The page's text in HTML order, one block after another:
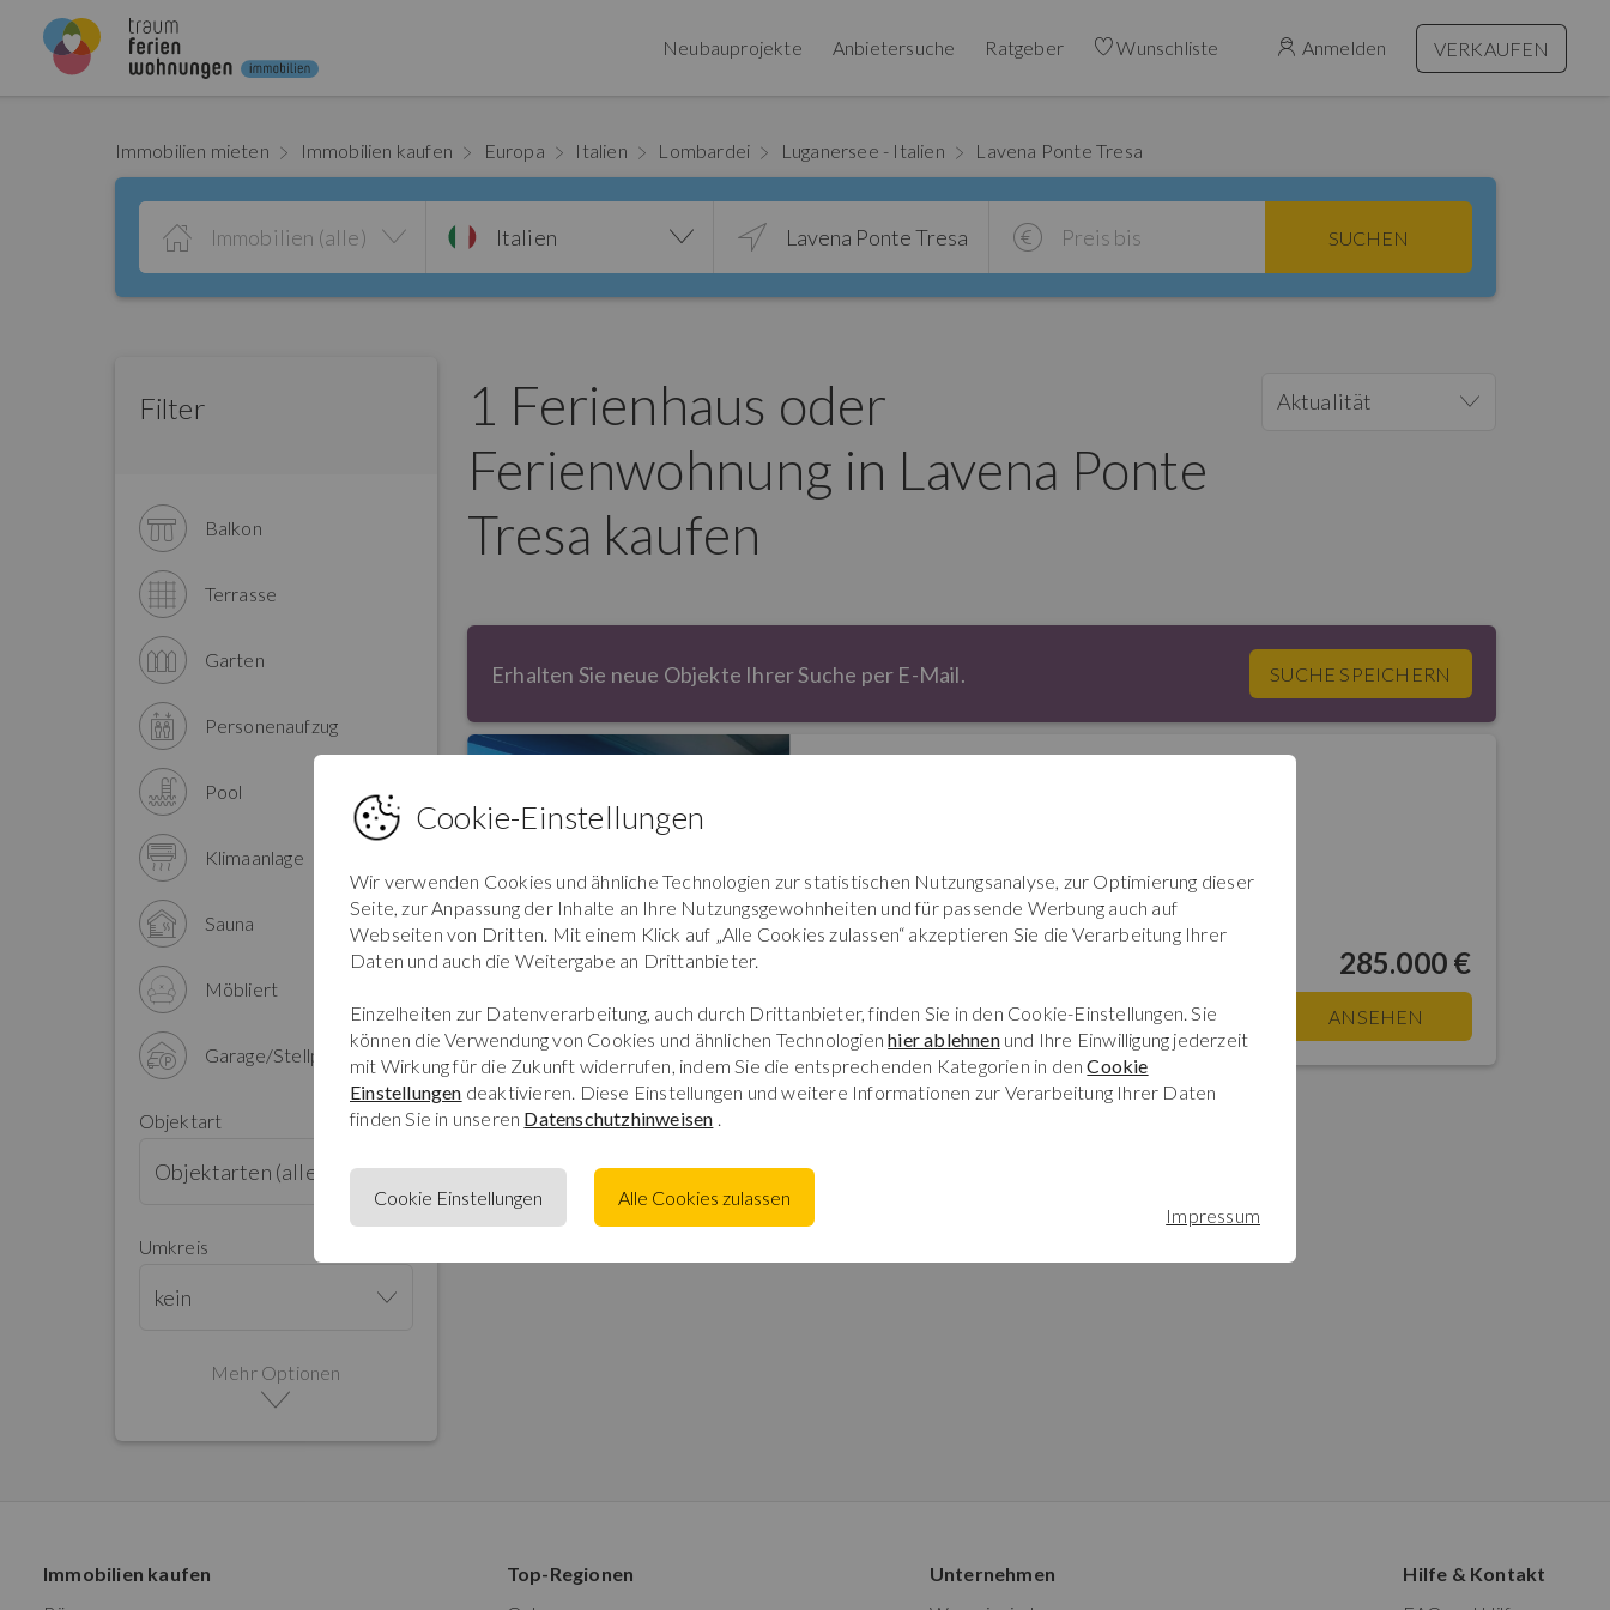
Neubauprojekte Anbietersuche Ratgeber Wunschliste Anmelden VERKAUFEN
Immobilien mieten Immobilien kaufen Europa Italien Lombardei Luganersee - Italien Lavena Ponte Tresa
Immobilien (alle) Italien SUCHEN
Filter
Balkon
Terrasse
Garten
Personenaufzug
Pool
Klimaanlage
Sauna
Möbliert
Garage/Stellplatz
Objektart
Objektarten (alle)
Umkreis
kein
Mehr Optionen
1 Ferienhaus oder
Ferienwohnung in Lavena Ponte
Tresa kaufen
Erhalten Sie neue Objekte Ihrer Suche per E-Mail. SUCHE SPEICHERN
Ausblick: See
Ausrichtung: Süd
285.000 €
ANSEHEN
Aktualität
Immobilien kaufen
Top-Regionen
Unternehmen
Hilfe & Kontakt
Cookie-Einstellungen
Wir verwenden Cookies und ähnliche Technologien zur statistischen Nutzungsanalyse, zur Optimierung dieser
Seite, zur Anpassung der Inhalte an Ihre Nutzungsgewohnheiten und für passende Werbung auch auf
Webseiten von Dritten. Mit einem Klick auf „Alle Cookies zulassen“ akzeptieren Sie die Verarbeitung Ihrer
Daten und auch die Weitergabe an Drittanbieter.
Einzelheiten zur Datenverarbeitung, auch durch Drittanbieter, finden Sie in den Cookie-Einstellungen. Sie
können die Verwendung von Cookies und ähnlichen Technologienhier ablehnenund Ihre Einwilligung jederzeit
mit Wirkung für die Zukunft widerrufen, indem Sie die entsprechenden Kategorien in denCookie
Einstellungen deaktivieren. Diese Einstellungen und weitere Informationen zur Verarbeitung Ihrer Daten
finden Sie in unseren Datenschutzhinweisen .
Cookie Einstellungen Alle Cookies zulassen
Impressum